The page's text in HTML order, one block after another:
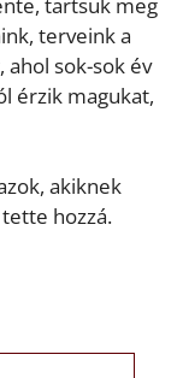
terveink a
ahol sok-sok év
érzik magukat,
akiknek
hozzá.